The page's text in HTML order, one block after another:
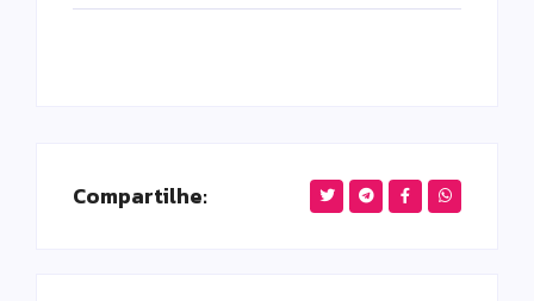
Compartilhe: